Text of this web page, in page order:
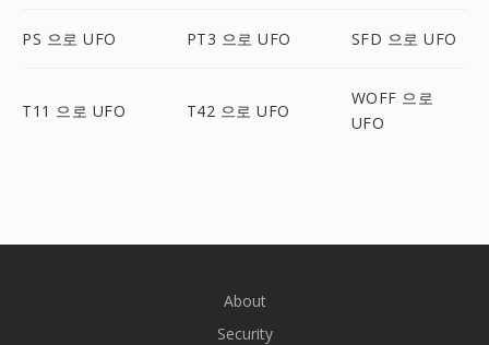
PS 으로 UFO PT3 으로 UFO SFD 으로 UFO
T11 으로 UFO T42 으로 UFO
WOFF 으로
UFO
About
Security